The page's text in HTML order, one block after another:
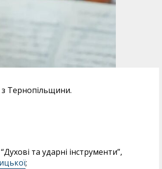
Тернопільщини.
та ударні інструменти”,
;